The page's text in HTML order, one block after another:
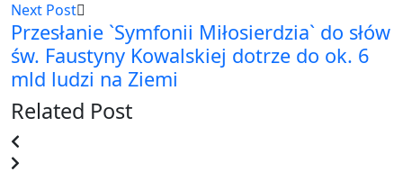
Next Post
Przesłanie `Symfonii Miłosierdzia` do słów
św. Faustyny Kowalskiej dotrze do ok. 6
mld ludzi na Ziemi
Related Post